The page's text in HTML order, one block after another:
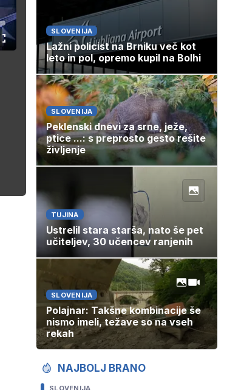
Celozaslonski
način
SLOVENIJA
Lažni policist na Brniku več kot
leto in pol, opremo kupil na Bolhi
SLOVENIJA
Peklenski dnevi za srne, ježe,
ptice ...: s preprosto gesto rešite
življenje
TUJINA
Ustrelil stara starša, nato še pet
učiteljev, 30 učencev ranjenih
SLOVENIJA
Polajnar: Takšne kombinacije še
nismo imeli, težave so na vseh
rekah
NAJBOLJ BRANO